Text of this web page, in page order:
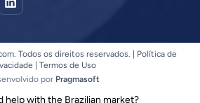
Todos os direitos reservados. |
Política de
Termos de Uso
por Pragmasoft
help with the Brazilian market?